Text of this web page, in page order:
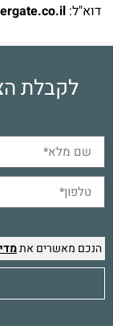
דוא"ל:
לקבלת
הנכם מאשרים את